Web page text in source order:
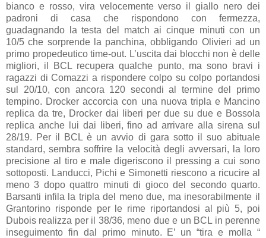
bianco e rosso, vira velocemente verso il giallo nero dei
padroni di casa che rispondono con fermezza,
guadagnando la testa del match ai cinque minuti con un
10/5 che sorprende la panchina, obbligando Olivieri ad un
primo propedeutico time-out. L’uscita dai blocchi non è delle
migliori, il BCL recupera qualche punto, ma sono bravi i
ragazzi di Comazzi a rispondere colpo su colpo portandosi
sul 20/10, con ancora 120 secondi al termine del primo
tempino. Drocker accorcia con una nuova tripla e Mancino
replica da tre, Drocker dai liberi per due su due e Bossola
replica anche lui dai liberi, fino ad arrivare alla sirena sul
28/19. Per il BCL è un avvio di gara sotto il suo abituale
standard, sembra soffrire la velocità degli avversari, la loro
precisione al tiro e male digeriscono il pressing a cui sono
sottoposti. Landucci, Pichi e Simonetti riescono a ricucire al
meno 3 dopo quattro minuti di gioco del secondo quarto.
Barsanti infila la tripla del meno due, ma inesorabilmente il
Grantorino risponde per le rime riportandosi al più 5, poi
Dubois realizza per il 38/36, meno due e un BCL in perenne
inseguimento fin dal primo minuto. E’ un “tira e molla “